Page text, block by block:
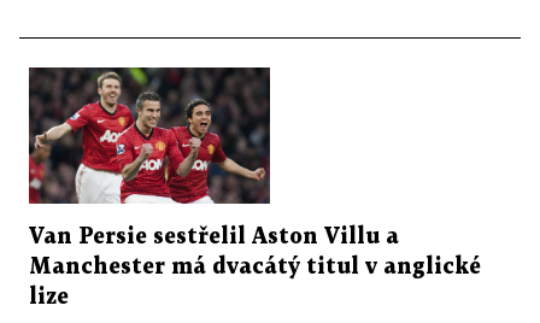
Van Persie sestřelil Aston Villu a
Manchester má dvacátý titul v anglické
lize